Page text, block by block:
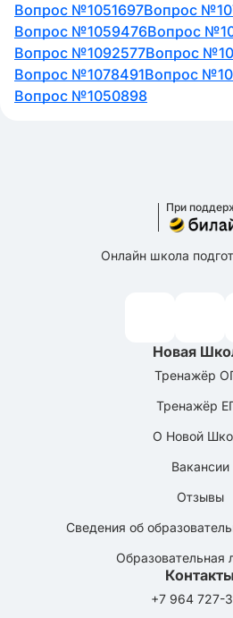
Вопрос №1051697Вопрос
Вопрос №1059476Вопрос
Вопрос №1092577Вопрос
Вопрос №1078491Вопрос
Вопрос №1050898
При
Онлайн школа
Новая
Тренажёр
Тренажёр
О Новой
Вакансии
Отзывы
Сведения об
Образовательная
Контакты
+7 964 727-